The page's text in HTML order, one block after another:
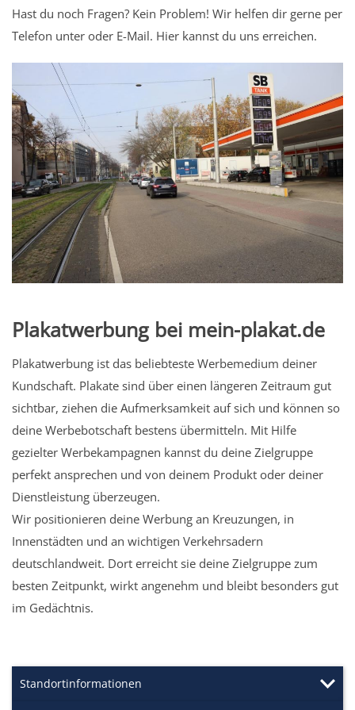
Hast du noch Fragen? Kein Problem! Wir helfen dir gerne per
Telefon unter oder E-Mail. Hier kannst du uns erreichen.
Plakatwerbung bei mein-plakat.de
Plakatwerbung ist das beliebteste Werbemedium deiner
Kundschaft. Plakate sind über einen längeren Zeitraum gut
sichtbar, ziehen die Aufmerksamkeit auf sich und können so
deine Werbebotschaft bestens übermitteln. Mit Hilfe
gezielter Werbekampagnen kannst du deine Zielgruppe
perfekt ansprechen und von deinem Produkt oder deiner
Dienstleistung überzeugen.
Wir positionieren deine Werbung an Kreuzungen, in
Innenstädten und an wichtigen Verkehrsadern
deutschlandweit. Dort erreicht sie deine Zielgruppe zum
besten Zeitpunkt, wirkt angenehm und bleibt besonders gut
im Gedächtnis.
Standortinformationen